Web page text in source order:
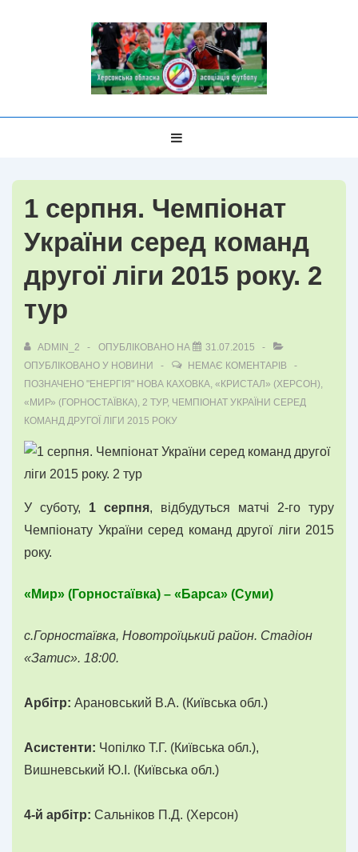
1 серпня. Чемпіонат
України серед команд
другої ліги 2015 року. 2
тур
ADMIN_2 ОПУБЛІКОВАНО НА
31.07.2015
ОПУБЛІКОВАНО У НОВИНИ
НЕМАЄ КОМЕНТАРІВ
ПОЗНАЧЕНО "ЕНЕРГІЯ" НОВА КАХОВКА, «КРИСТАЛ» (ХЕРСОН),
«МИР» (ГОРНОСТАЇВКА), 2 ТУР, ЧЕМПІОНАТ УКРАЇНИ СЕРЕД
КОМАНД ДРУГОЇ ЛІГИ 2015 РОКУ
У суботу, 1 серпня, відбудуться матчі 2-го туру
Чемпіонату України серед команд другої ліги 2015
року.
«Мир» (Горностаївка) – «Барса» (Суми)
с.Горностаївка, Новотроїцький район. Стадіон
«Затис». 18:00.
Арбітр: Арановський В.А. (Київська обл.)
Асистенти: Чопілко Т.Г. (Київська обл.),
Вишневський Ю.І. (Київська обл.)
4-й арбітр: Сальніков П.Д. (Херсон)